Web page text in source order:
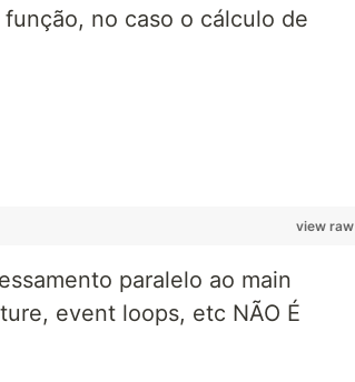
no caso o cálculo de
view raw
paralelo ao main
event loops, etc NÃO É